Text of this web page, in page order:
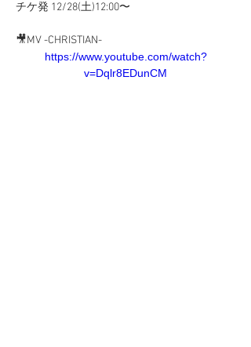
チケ発 12/28(土)12:00〜
🎥MV -CHRISTIAN-
https://www.youtube.com/watch?
v=Dqlr8EDunCM